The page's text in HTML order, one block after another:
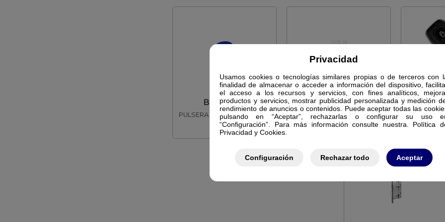
Privacidad
Usamos cookies o tecnologías similares propias o de terceros con
finalidad de almacenar o acceder a información del dispositivo,
el acceso a los recursos y servicios, con fines analíticos,
productos y servicios, mostrar publicidad personalizada y medición
rendimiento de anuncios o contenidos. Puede aceptar todas las
pulsando en “Aceptar”, rechazarlas o configurar su uso
“Configuración”. Para más información consulte nuestra. Política
Privacidad y Cookies.
Configuración Rechazar todo Aceptar
ITEC
BP-01 BLU
PULSERA PROXIMIDAD AZUL
ITEC
623043
ITEC
IOA DS1
SENSOR DE PUERTA ITEC
623050